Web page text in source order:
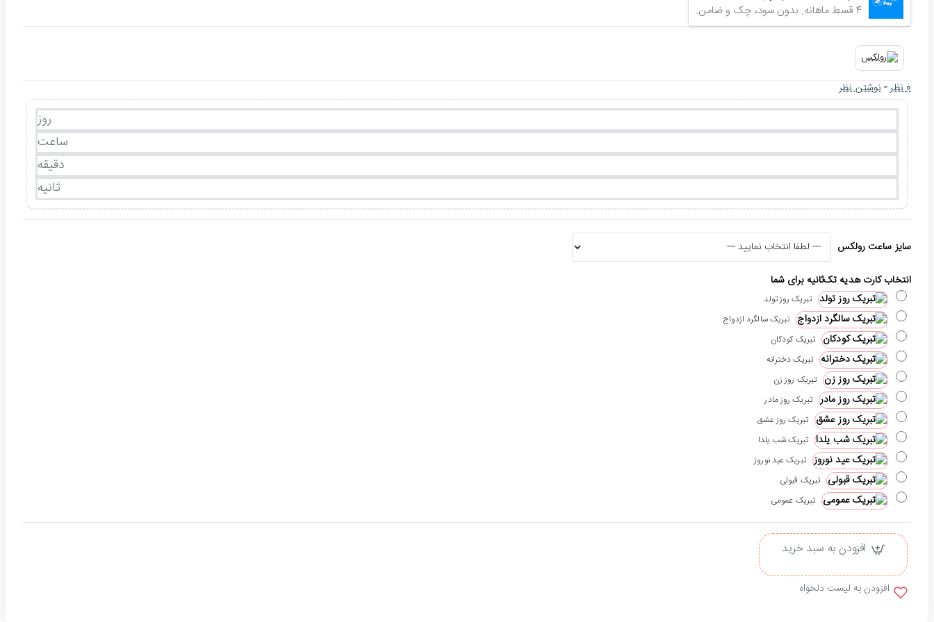
4 قسط ماهانه. بدون سود، چک و ضامن.
0 نظر -نوشتن نظر
روز
ساعت
دقیقه
ثانیه
سایز ساعت رولکس
انتخاب کارت هدیه تک‌ثانیه برای شما
تبریک روز تولد
تبریک سالگرد ازدواج
تبریک کودکان
تبریک دخترانه
تبریک روز زن
تبریک روز مادر
تبریک روز عشق
تبریک شب یلدا
تبریک عید نوروز
تبریک قبولی
تبریک عمومی
افزودن به سبد خرید
افزودن به لیست دلخواه